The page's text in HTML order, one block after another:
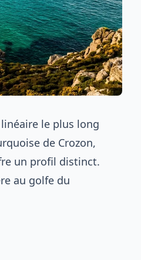
le plus long
de Crozon,
un profil distinct.
au golfe du